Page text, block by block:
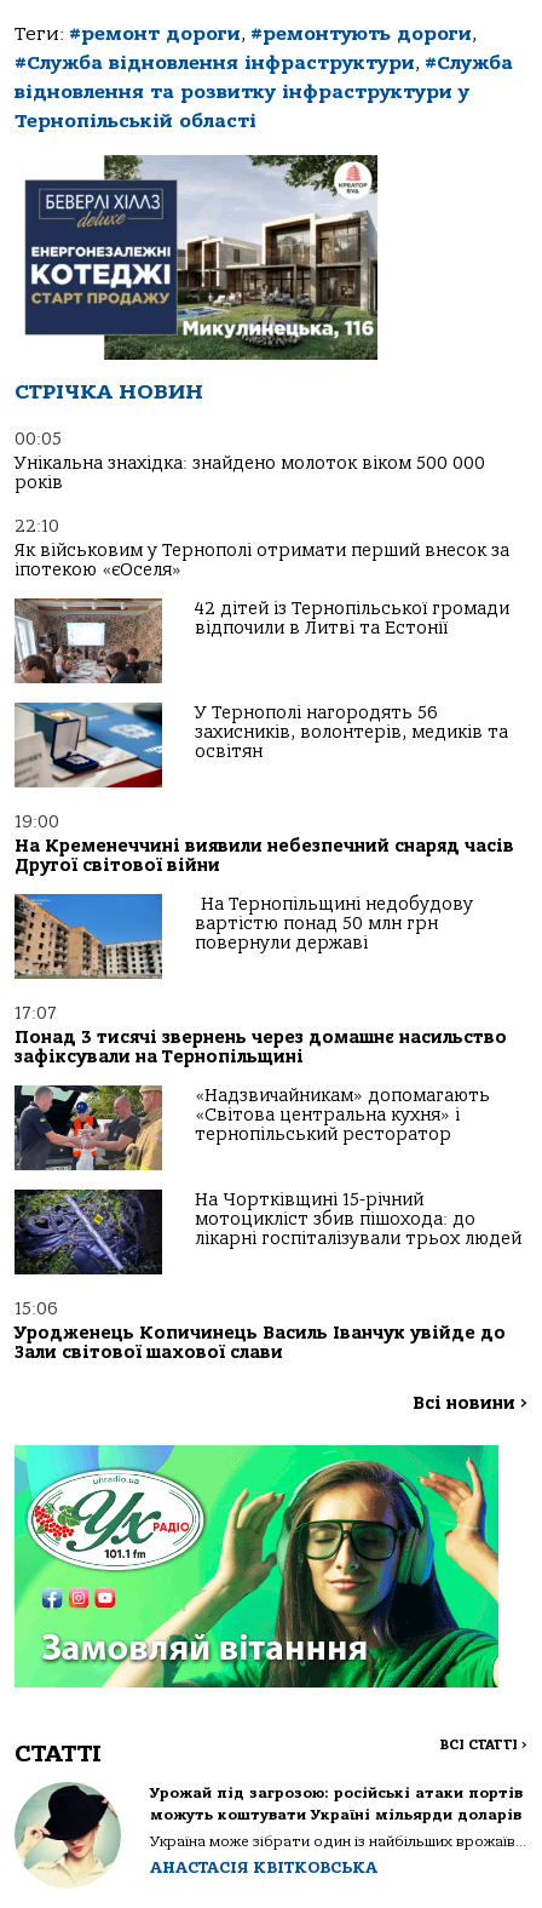
Теги: #ремонт дороги, #ремонтують дороги,
#Служба відновлення інфраструктури, #Служба
відновлення та розвитку інфраструктури у
Тернопільській області
СТРІЧКА НОВИН
00:05
Унікальна знахідка: знайдено молоток віком 500 000
років
22:10
Як військовим у Тернополі отримати перший внесок за
іпотекою «єОселя»
42 дітей із Тернопільської громади
відпочили в Литві та Естонії
У Тернополі нагородять 56
захисників, волонтерів, медиків та
освітян
19:00
На Кременеччині виявили небезпечний снаряд часів
Другої світової війни
На Тернопільщині недобудову
вартістю понад 50 млн грн
повернули державі
17:07
Понад 3 тисячі звернень через домашнє насильство
зафіксували на Тернопільщині
«Надзвичайникам» допомагають
«Світова центральна кухня» і
тернопільський ресторатор
На Чортківщині 15-річний
мотоцикліст збив пішохода: до
лікарні госпіталізували трьох людей
15:06
Уродженець Копичинець Василь Іванчук увійде до
Зали світової шахової слави
Всі новини >
СТАТТІ ВСІ СТАТТІ >
Урожай під загрозою: російські атаки портів
можуть коштувати Україні мільярди доларів
Україна може зібрати один із найбільших врожаїв...
АНАСТАСІЯ КВІТКОВСЬКА